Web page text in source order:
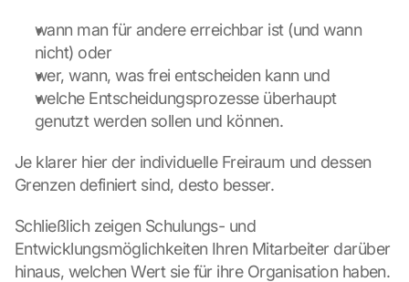
wann man für andere erreichbar ist (und wann
nicht) oder
wer, wann, was frei entscheiden kann und
welche Entscheidungsprozesse überhaupt
genutzt werden sollen und können.
Je klarer hier der individuelle Freiraum und dessen
Grenzen definiert sind, desto besser.
Schließlich zeigen Schulungs- und
Entwicklungsmöglichkeiten Ihren Mitarbeiter darüber
hinaus, welchen Wert sie für ihre Organisation haben.
e
s
g
e
s
t
z
G
o